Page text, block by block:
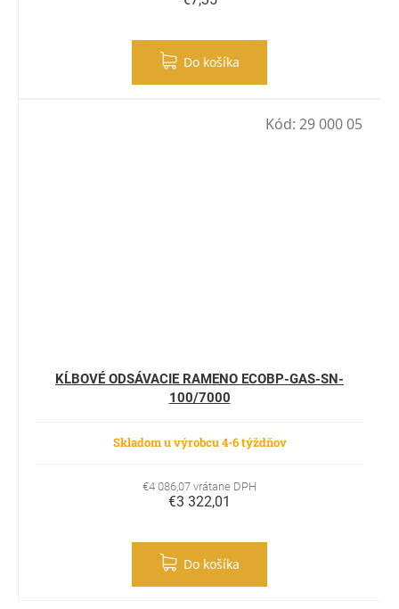
Do košíka
KĹBOVÉ ODSÁVACIE RAMENO ECOBP-GAS-SN-
100/7000
Skladom u výrobcu 4-6 týždňov
€4 086,07 vrátane DPH
€3 322,01
Do košíka
Kód: 29 000 05